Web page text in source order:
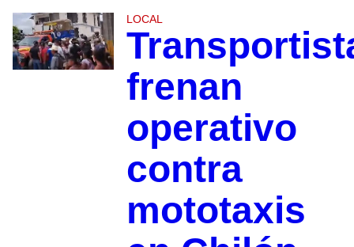
LOCAL
frenan
operativo
contra
mototaxis